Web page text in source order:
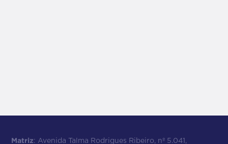
Matriz: Avenida Talma Rodrigues Ribeiro, nº 5.041,